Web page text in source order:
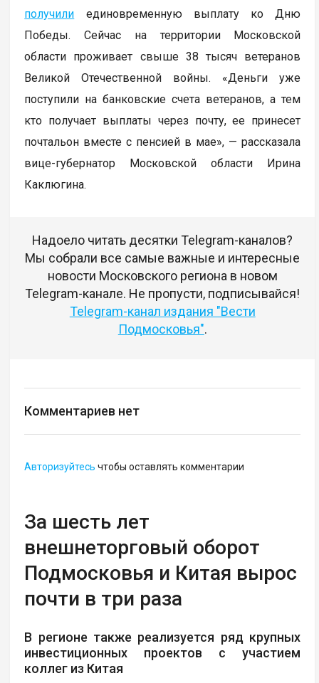
получили единовременную выплату ко Дню
Победы. Сейчас на территории Московской
области проживает свыше 38 тысяч ветеранов
Великой Отечественной войны. «Деньги уже
поступили на банковские счета ветеранов, а тем
кто получает выплаты через почту, ее принесет
почтальон вместе с пенсией в мае», — рассказала
вице-губернатор Московской области Ирина
Каклюгина.
Надоело читать десятки Telegram-каналов?
Мы собрали все самые важные и интересные
новости Московского региона в новом
Telegram-канале. Не пропусти, подписывайся!
Telegram-канал издания "Вести
Подмосковья".
Комментариев нет
Авторизуйтесь чтобы оставлять комментарии
За шесть лет
внешнеторговый оборот
Подмосковья и Китая вырос
почти в три раза
В регионе также реализуется ряд крупных
инвестиционных проектов с участием
коллег из Китая